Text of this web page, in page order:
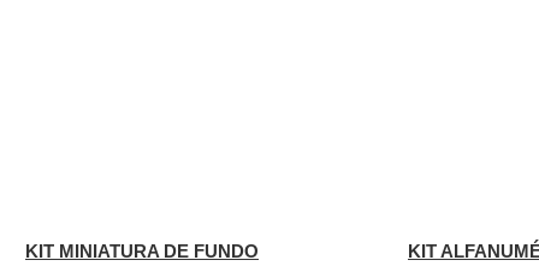
KIT MINIATURA DE FUNDO
KIT